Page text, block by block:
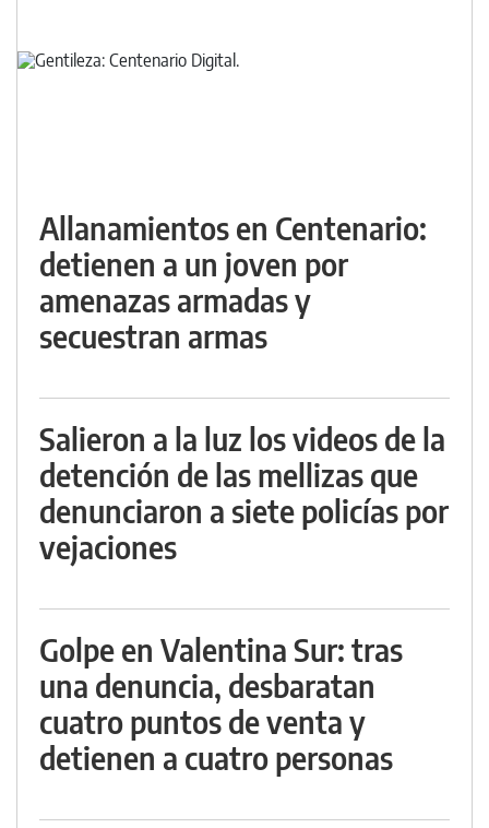
Allanamientos en Centenario:
detienen a un joven por
amenazas armadas y
secuestran armas
Salieron a la luz los videos de la
detención de las mellizas que
denunciaron a siete policías por
vejaciones
Golpe en Valentina Sur: tras
una denuncia, desbaratan
cuatro puntos de venta y
detienen a cuatro personas